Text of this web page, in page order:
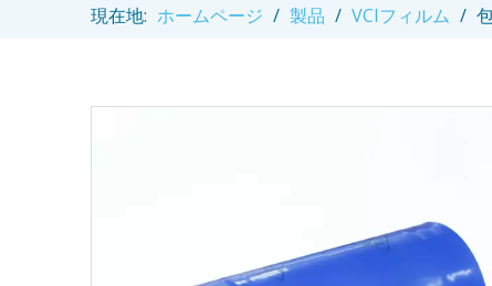
現在地: ホームページ / 製品 / VCIフィルム /